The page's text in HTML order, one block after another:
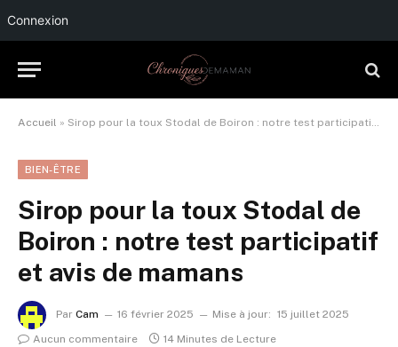
Connexion
Accueil » Sirop pour la toux Stodal de Boiron : notre test participatif et avis de mamans
BIEN-ÊTRE
Sirop pour la toux Stodal de
Boiron : notre test participatif
et avis de mamans
Par Cam 16 février 2025 Mise à jour: 15 juillet 2025
Aucun commentaire
14 Minutes de Lecture